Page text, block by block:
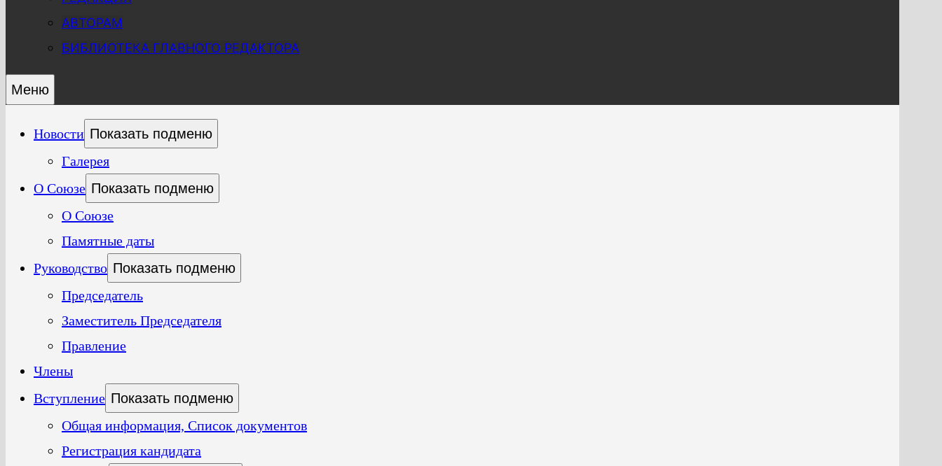
АВТОРАМ
БИБЛИОТЕКА ГЛАВНОГО РЕДАКТОРА
Меню
Новости Показать подменю
Галерея
О Союзе Показать подменю
О Союзе
Памятные даты
Руководство Показать подменю
Председатель
Заместитель Председателя
Правление
Члены
Вступление Показать подменю
Общая информация, Список документов
Регистрация кандидата